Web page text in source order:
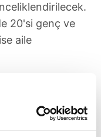
20'si genç ve
aile
tüm
verilecek.
isteyen üreticiler